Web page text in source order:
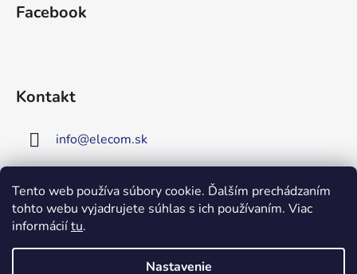
Tento web používa súbory cookie. Ďalším prechádzaním
tohto webu vyjadrujete súhlas s ich používaním. Viac
informáciítu.
Nastavenie
Upozornenie!
stránke!Zaregistrujte sa!
Facebook
Kontakt
info@elecom.sk